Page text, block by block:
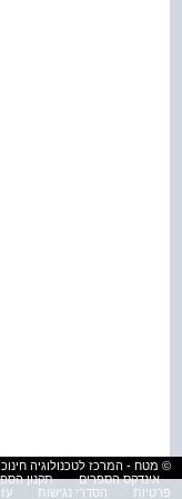
© מטח - המרכז לטכנולוגיה
אינדקס הספרים
תקנון
פרטיות
הסדרי נגישות